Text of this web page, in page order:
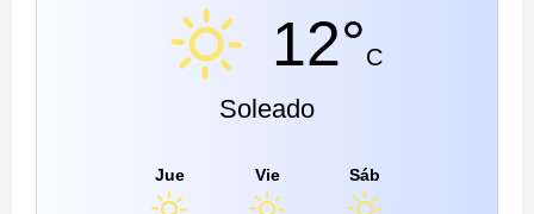
12°C
Soleado
Jue Vie Sáb